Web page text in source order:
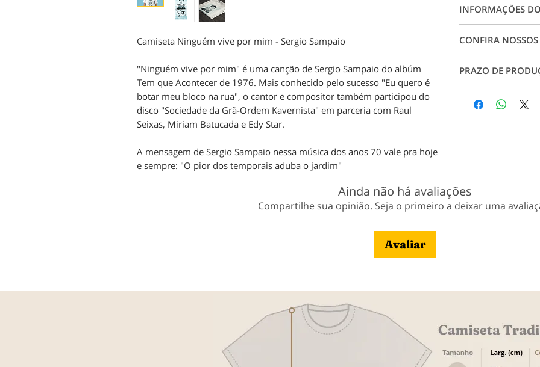
Camiseta Ninguém vive por mim - Sergio Sampaio
"Ninguém vive por mim" é uma canção de Sergio Sampaio do albúm
Tem que Acontecer de 1976. Mais conhecido pelo sucesso "Eu quero é
botar meu bloco na rua", o cantor e compositor também participou do
disco "Sociedade da Grã-Ordem Kavernista" em parceria com Raul
Seixas, Miriam Batucada e Edy Star.
A mensagem de Sergio Sampaio nessa música dos anos 70 vale pra hoje
e sempre: "O pior dos temporais aduba o jardim"
INFORMAÇÕES
impressão digital
rachaduras,
durabilidade.
CONFIRA
Tabela de Medidas
PRAZO DE
pagamento;
Ainda não há avaliações
Compartilhe sua opinião. Seja o primeiro a deixar uma
Avaliar